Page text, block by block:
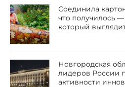
Соединила
что получилось —
который
Новгородская
лидеров России
активности